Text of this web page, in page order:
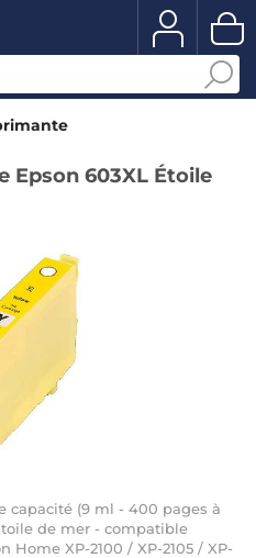
Epson 603XL Étoile
capacité (9 ml - 400 pages à
de mer - compatible
XP-2100 / XP-2105 / XP-